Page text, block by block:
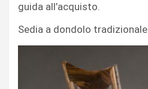
guida all’acquisto.
Sedia a dondolo tradizionale